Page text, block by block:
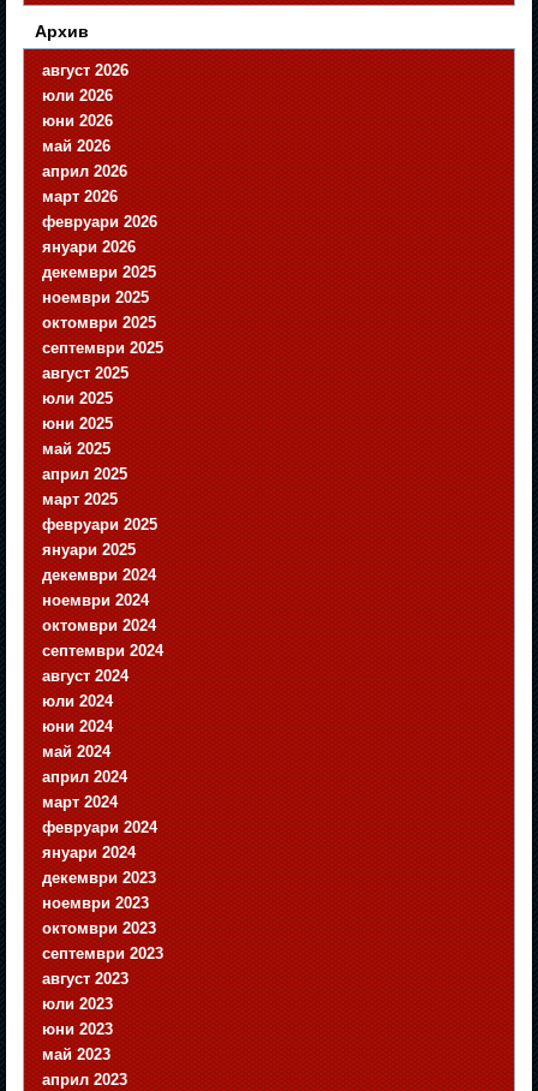
Архив
август 2026
юли 2026
юни 2026
май 2026
април 2026
март 2026
февруари 2026
януари 2026
декември 2025
ноември 2025
октомври 2025
септември 2025
август 2025
юли 2025
юни 2025
май 2025
април 2025
март 2025
февруари 2025
януари 2025
декември 2024
ноември 2024
октомври 2024
септември 2024
август 2024
юли 2024
юни 2024
май 2024
април 2024
март 2024
февруари 2024
януари 2024
декември 2023
ноември 2023
октомври 2023
септември 2023
август 2023
юли 2023
юни 2023
май 2023
април 2023